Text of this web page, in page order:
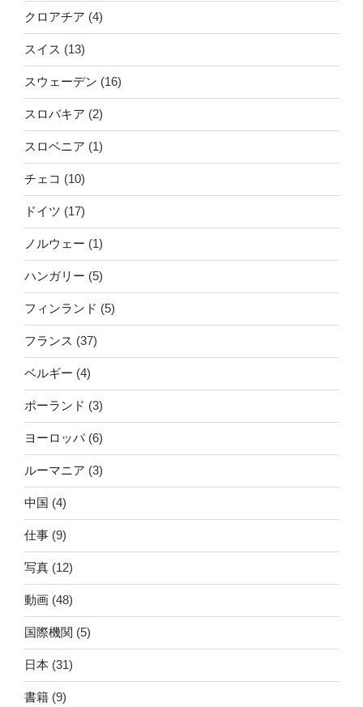
クロアチア (4)
スイス (13)
スウェーデン (16)
スロバキア (2)
スロベニア (1)
チェコ (10)
ドイツ (17)
ノルウェー (1)
ハンガリー (5)
フィンランド (5)
フランス (37)
ベルギー (4)
ポーランド (3)
ヨーロッパ(6)
ルーマニア (3)
中国 (4)
仕事 (9)
写真 (12)
動画 (48)
国際機関 (5)
日本 (31)
書籍 (9)